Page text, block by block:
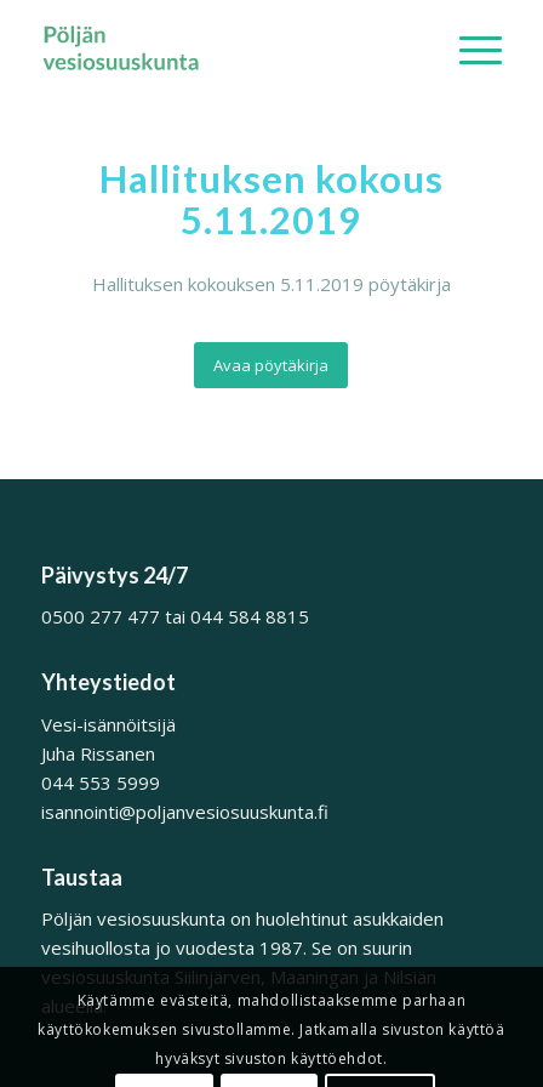
Hallituksen kokous
5.11.2019
Hallituksen kokouksen 5.11.2019 pöytäkirja
Avaa pöytäkirja
Päivystys 24/7
0500 277 477 tai 044 584 8815
Yhteystiedot
Vesi-isännöitsijä
Juha Rissanen
044 553 5999
isannointi@poljanvesiosuuskunta.fi
Taustaa
Pöljän vesiosuuskunta on huolehtinut asukkaiden
vesihuollosta jo vuodesta 1987. Se on suurin
vesiosuuskunta Siilinjärven, Maaningan ja Nilsiän
alueella.Käytämme evästeitä, mahdollistaaksemme parhaan
käyttökokemuksen sivustollamme. Jatkamalla sivuston käyttöä
hyväksyt sivuston käyttöehdot.